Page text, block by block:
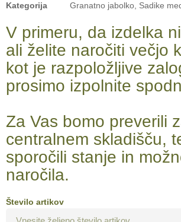
Kategorija
Granatno jabolko, Sadike
V primeru, da izdelka
ali želite naročiti večjo
kot je razpoložljive
prosimo izpolnite
Za Vas bomo preverili
centralnem skladišču,
sporočili stanje in
naročila.
Število artikov